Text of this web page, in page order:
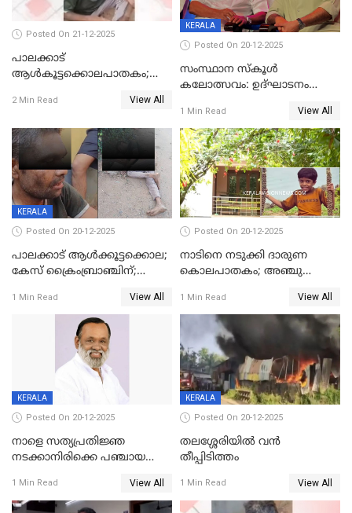
Posted On 21-12-2025
പാലക്കാട്‌
ആൾകൂട്ടക്കൊലപാതകം;
ഊർജ്ജിതമാക്കിമാക്കി
2 Min Read View All
KERALA
Posted On 20-12-2025
സംസ്ഥാന സ്കൂൾ
കലോത്സവം: ഉദ്ഘാടനം
മുഖ്യാതിഥിയായി
മോഹൻലാൽ
1 Min Read View All
KERALA
Posted On 20-12-2025
പാലക്കാട് ആൾക്കൂട്ടക്കൊല;
കേസ് ക്രൈംബ്രാഞ്ചിന്;
അന്വേഷിക്കും
1 Min Read View All
Posted On 20-12-2025
നാടിനെ നടുക്കി ദാരുണ
കൊലപാതകം; അഞ്ചു
കഴുത്തുഞെരിച്ച് കൊന്നു
1 Min Read View All
KERALA
Posted On 20-12-2025
നാളെ സത്യപ്രതിജ്ഞ
നടക്കാനിരിക്കെ പഞ്ചായത്ത്
1 Min Read View All
KERALA
Posted On 20-12-2025
തലശ്ശേരിയിൽ വൻ
തീപ്പിടിത്തം
1 Min Read View All